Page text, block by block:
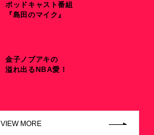
ポッドキャスト番組
『島田のマイク』
金子ノブアキの
溢れ出るNBA愛！
VIEW MORE